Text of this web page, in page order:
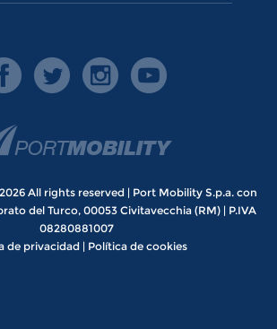
All rights reserved | Port Mobility S.p.a. con
del Turco, 00053 Civitavecchia (RM) | P.IVA
08280881007
de privacidad | Política de cookies